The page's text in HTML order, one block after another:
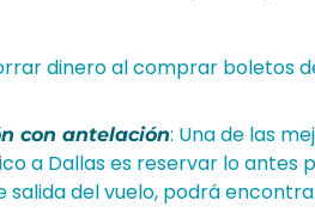
dinero al comprar boletos
con antelación: Una de las
a Dallas es reservar lo antes
salida del vuelo, podrá